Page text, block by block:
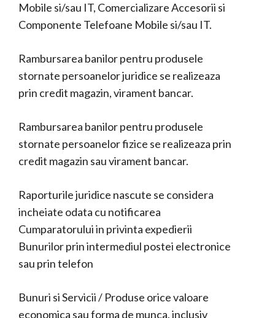
Mobile si/sau IT, Comercializare Accesorii si
Componente Telefoane Mobile si/sau IT.
Rambursarea banilor pentru produsele
stornate persoanelor juridice se realizeaza
prin credit magazin, virament bancar.
Rambursarea banilor pentru produsele
stornate persoanelor fizice se realizeaza prin
credit magazin sau virament bancar.
Raporturile juridice nascute se considera
incheiate odata cu notificarea
Cumparatorului in privinta expedierii
Bunurilor prin intermediul postei electronice
sau prin telefon
Bunuri si Servicii / Produse orice valoare
economica sau forma de munca, inclusiv